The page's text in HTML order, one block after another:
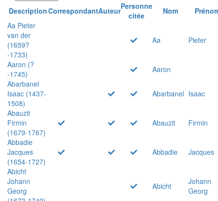
DescriptionCorrespondantAuteurPersonne
citée
Nom
Aa Pieter
van der
(1659?
-1733)
Aa Pieter
Aaron (?
-1745)
Aaron
Abarbanel
Isaac (1437-
1508)
Abarbanel Isaac
Abauzit
Firmin
(1679-1767)
Abauzit
Firmin
Abbadie
Jacques
(1654-1727)
Abbadie
Jacques
Abicht
Johann
Georg
Abicht
Johann
Georg